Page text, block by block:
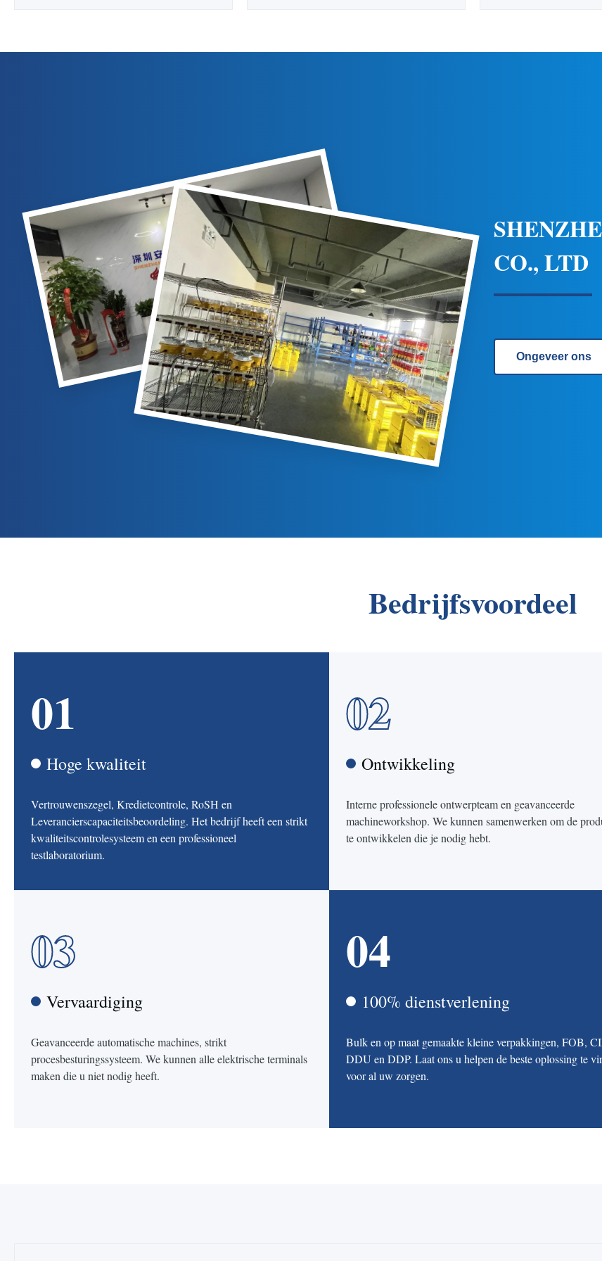
FATO (Final Approach and Takeoff Area) en
helikopterverlichting wordt gebruikt om's
10%-95% RH (geen
CO., LTD
Ongeveer ons
Bedrijfsvoordeel
01
Hoge kwaliteit
Vertrouwenszegel, Kredietcontrole, RoSH en
Leverancierscapaciteitsbeoordeling. Het bedrijf heeft een strikt
kwaliteitscontrolesysteem en een professioneel
testlaboratorium.
02
Ontwikkeling
Interne professionele ontwerpteam en geavanceerde
machineworkshop. We kunnen samenwerken om de
te ontwikkelen die je nodig hebt.
03
Vervaardiging
Geavanceerde automatische machines, strikt
procesbesturingssysteem. We kunnen alle elektrische terminals
maken die u niet nodig heeft.
04
100% dienstverlening
Bulk en op maat gemaakte kleine verpakkingen, FOB,
DDU en DDP. Laat ons u helpen de beste oplossing te
voor al uw zorgen.